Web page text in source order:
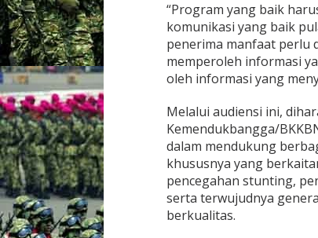
“Program yang baik
komunikasi yang baik
penerima manfaat perlu
memperoleh informasi
oleh informasi yang
Melalui audiensi ini,
Kemendukbangga/
dalam mendukung
khususnya yang
pencegahan stunting,
serta terwujudnya
berkualitas.